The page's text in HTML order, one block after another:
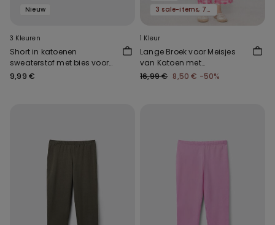
Nieuw
3 Kleuren
Short in katoenen
sweaterstof met bies voor
meisjes
9,99 €
3 sale-items, 70% korting
1 Kleur
Lange Broek voor Meisjes
van Katoen met
Linneneffect
16,99 € 8,50 € -50%